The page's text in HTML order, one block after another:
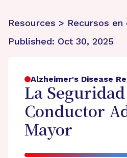
Resources > Recursos en
Published: Oct 30, 2025
Alzheimer's Disease
La
Conductor
Mayor